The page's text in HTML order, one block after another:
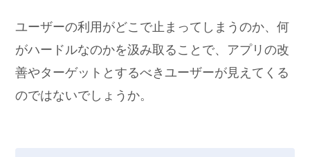
ユーザーの利用がどこで止まってしまうのか、何
がハードルなのかを汲み取ることで、アプリの改
善やターゲットとするべきユーザーが見えてくる
のではないでしょうか。